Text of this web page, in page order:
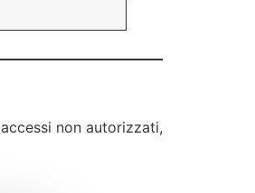
non autorizzati,